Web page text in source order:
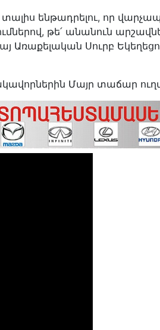
է տալիս ենթադրելու, որ
թե՛ անանուն
Առաքելական Սուրբ
Մայր տաճար